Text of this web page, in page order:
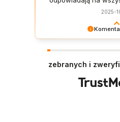
plusem jest szeroki
kominków po
dopasowane do
2025-
zebranych i